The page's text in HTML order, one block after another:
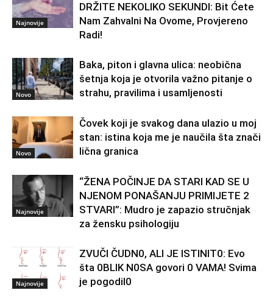
Najnovije
DRŽITE NEKOLIKO SEKUNDI: Bit Ćete
Nam Zahvalni Na Ovome, Provjereno
Radi!
Novo
Baka, piton i glavna ulica: neobična
šetnja koja je otvorila važno pitanje o
strahu, pravilima i usamljenosti
Novo
Čovek koji je svakog dana ulazio u moj
stan: istina koja me je naučila šta znači
lična granica
Najnovije
“ŽENA POČINJE DA STARI KAD SE U
NJENOM PONAŠANJU PRIMIJETE 2
STVARI”: Mudro je zapazio stručnjak
za žensku psihologiju
Najnovije
ZVUČI ČUDN0, ALI JE ISTINIT0: Evo
šta 0BLIK N0SA govori 0 VAMA! Svima
je pogodil0